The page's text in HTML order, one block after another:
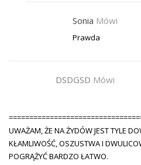
Sonia Mówi
Prawda
DSDGSD Mówi
UWAŻAM, ŻE NA ŻYDÓW JEST TYLE
KŁAMLIWOŚĆ, OSZUSTWA I
POGRĄŻYĆ BARDZO ŁATWO.